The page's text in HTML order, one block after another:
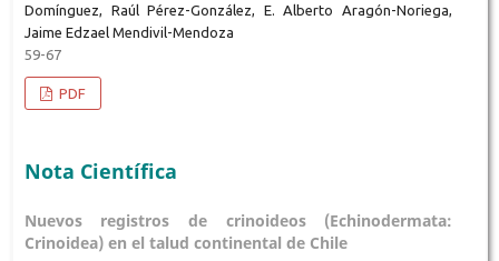
Domínguez, Raúl Pérez-González, E. Alberto Aragón-Noriega,
Jaime Edzael Mendivil-Mendoza
59-67
PDF
Nota Científica
Nuevos registros de crinoideos (Echinodermata:
Crinoidea) en el talud continental de Chile